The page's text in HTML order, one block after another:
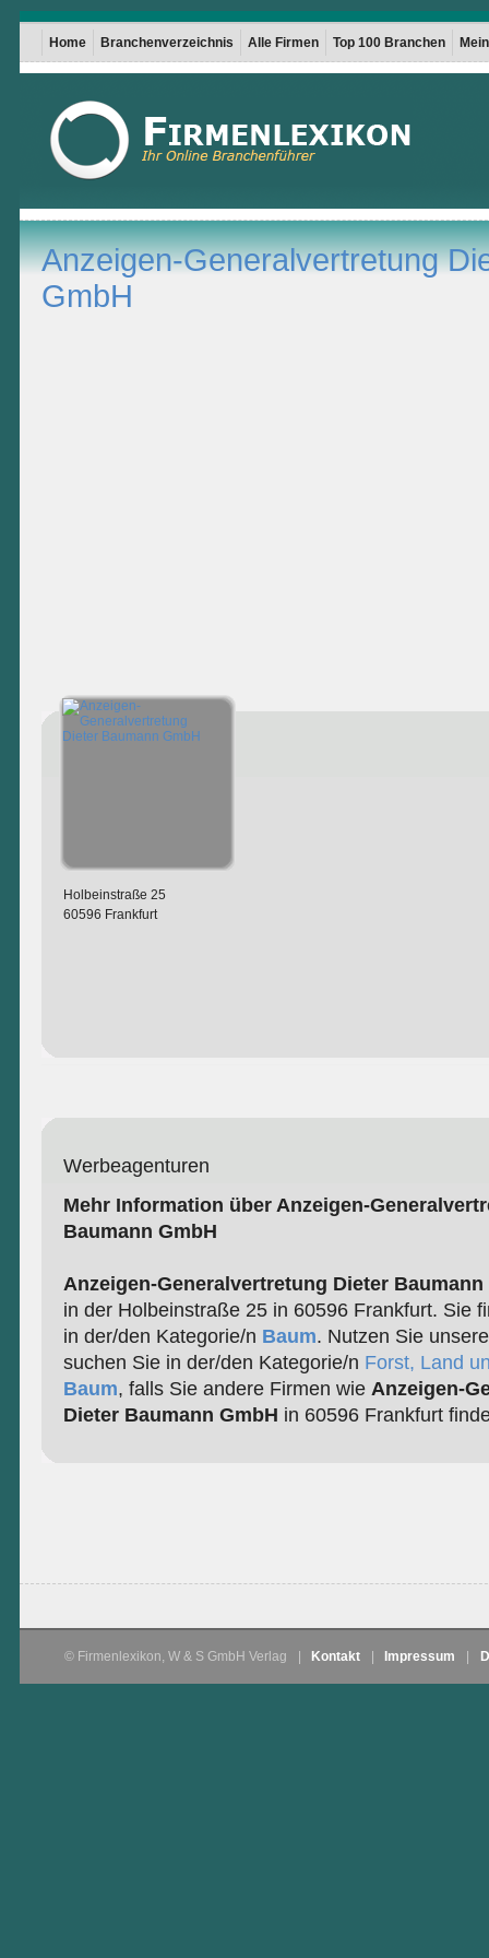
Home Branchenverzeichnis Alle Firmen Top 100 Branchen
Anzeigen-Generalvertretung
GmbH
Holbeinstraße 25
60596 Frankfurt
Werbeagenturen
Mehr Information über Anzeigen-
Baumann GmbH
Anzeigen-Generalvertretung Dieter Baumann
in der Holbeinstraße 25 in 60596 Frankfurt. Sie
in der/den Kategorie/n Baum. Nutzen Sie
suchen Sie in der/den Kategorie/n Forst, Land
Baum, falls Sie andere Firmen wie Anzeigen-
Dieter Baumann GmbH in 60596 Frankfurt
© Firmenlexikon, W & S GmbH Verlag Kontakt Impressum